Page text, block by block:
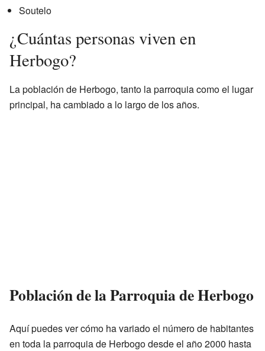
Soutelo
¿Cuántas personas viven en
Herbogo?
La población de Herbogo, tanto la parroquia como el lugar
principal, ha cambiado a lo largo de los años.
Población de la Parroquia de Herbogo
Aquí puedes ver cómo ha variado el número de habitantes
en toda la parroquia de Herbogo desde el año 2000 hasta